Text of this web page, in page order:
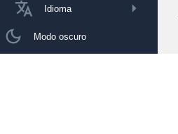
Idioma
Modo oscuro